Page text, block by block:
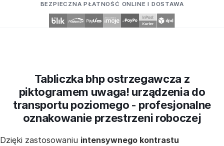
BEZPIECZNA PŁATNOŚĆ ONLINE I DOSTAWA
Tabliczka bhp ostrzegawcza z
piktogramem uwaga! urządzenia do
transportu poziomego - profesjonalne
oznakowanie przestrzeni roboczej
Dzięki zastosowaniu intensywnego kontrastu